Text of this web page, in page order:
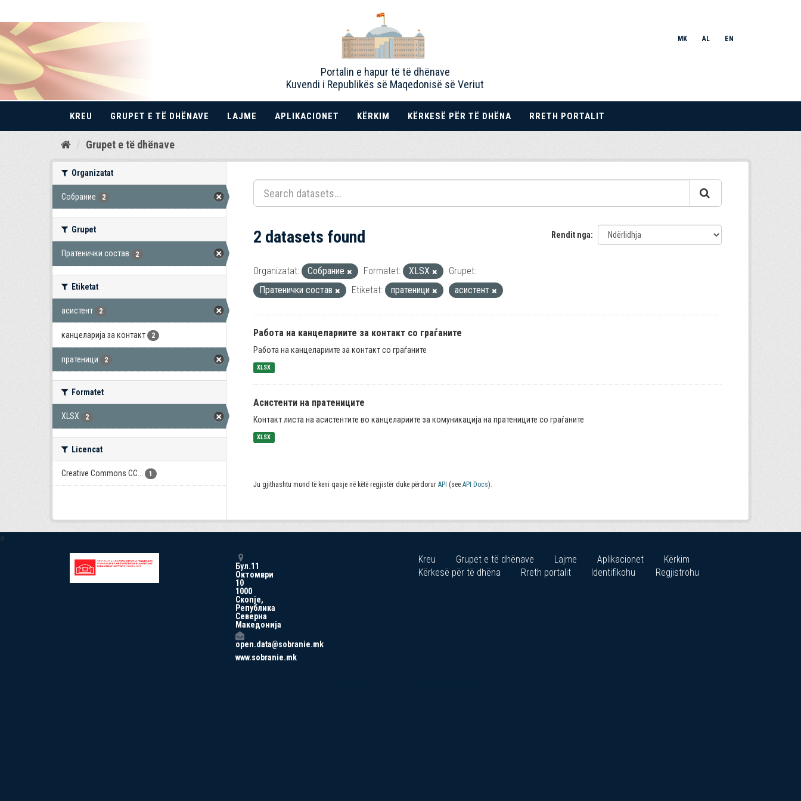
Kalo
Portalin e hapur të të dhënave
Kuvendi i Republikës së Maqedonisë së Veriut
MK AL EN
KREU GRUPET E TË DHËNAVE LAJME APLIKACIONET KËRKIM KËRKESË PËR TË DHËNA RRETH PORTALIT
Grupet e të dhënave
Organizatat
Собрание 2
Grupet
Пратенички состав 2
Etiketat
асистент 2
канцеларија за контакт 2
пратеници 2
Formatet
XLSX 2
Licencat
Creative Commons CC... 1
Rendit nga
2 datasets found
Organizatat: Собрание Formatet: XLSX
Grupet:
Пратенички состав
Etiketat: пратеници асистент
Работа на канцелариите за контакт со граѓаните
Работа на канцелариите за контакт со граѓаните
XLSX
Асистенти на пратениците
Контакт листа на асистентите во канцелариите за комуникација на пратениците со граѓаните
XLSX
Ju gjithashtu mund të keni qasje në këtë regjistër duke përdorur API (see API Docs).
a
Бул.11
Октомври
10
1000
Скопје,
Република
Северна
Македонија
open.data@sobranie.mk
www.sobranie.mk
Kreu Grupet e të dhënave Lajme Aplikacionet
Kërkim
Kërkesë për të dhëna
Rreth portalit Identifikohu Regjistrohu